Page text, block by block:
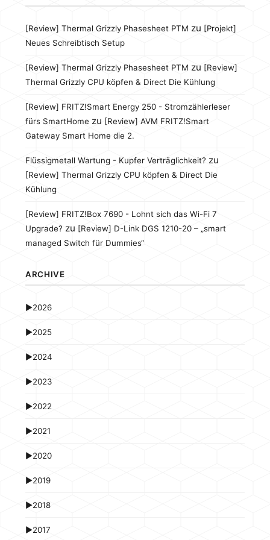
[Review] Thermal Grizzly Phasesheet PTM zu [Projekt]
Neues Schreibtisch Setup
[Review] Thermal Grizzly Phasesheet PTM zu [Review]
Thermal Grizzly CPU köpfen & Direct Die Kühlung
[Review] FRITZ!Smart Energy 250 - Stromzählerleser
fürs SmartHome zu [Review] AVM FRITZ!Smart
Gateway Smart Home die 2.
Flüssigmetall Wartung - Kupfer Verträglichkeit? zu
[Review] Thermal Grizzly CPU köpfen & Direct Die
Kühlung
[Review] FRITZ!Box 7690 - Lohnt sich das Wi-Fi 7
Upgrade? zu [Review] D-Link DGS 1210-20 – „smart
managed Switch für Dummies“
ARCHIVE
►2026
►2025
►2024
►2023
►2022
►2021
►2020
►2019
►2018
►2017